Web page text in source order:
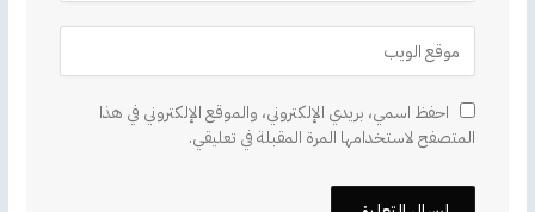
احفظ اسمي، بريدي الإلكتروني، والموقع الإلكتروني في هذا
المتصفح لاستخدامها المرة المقبلة في تعليقي.